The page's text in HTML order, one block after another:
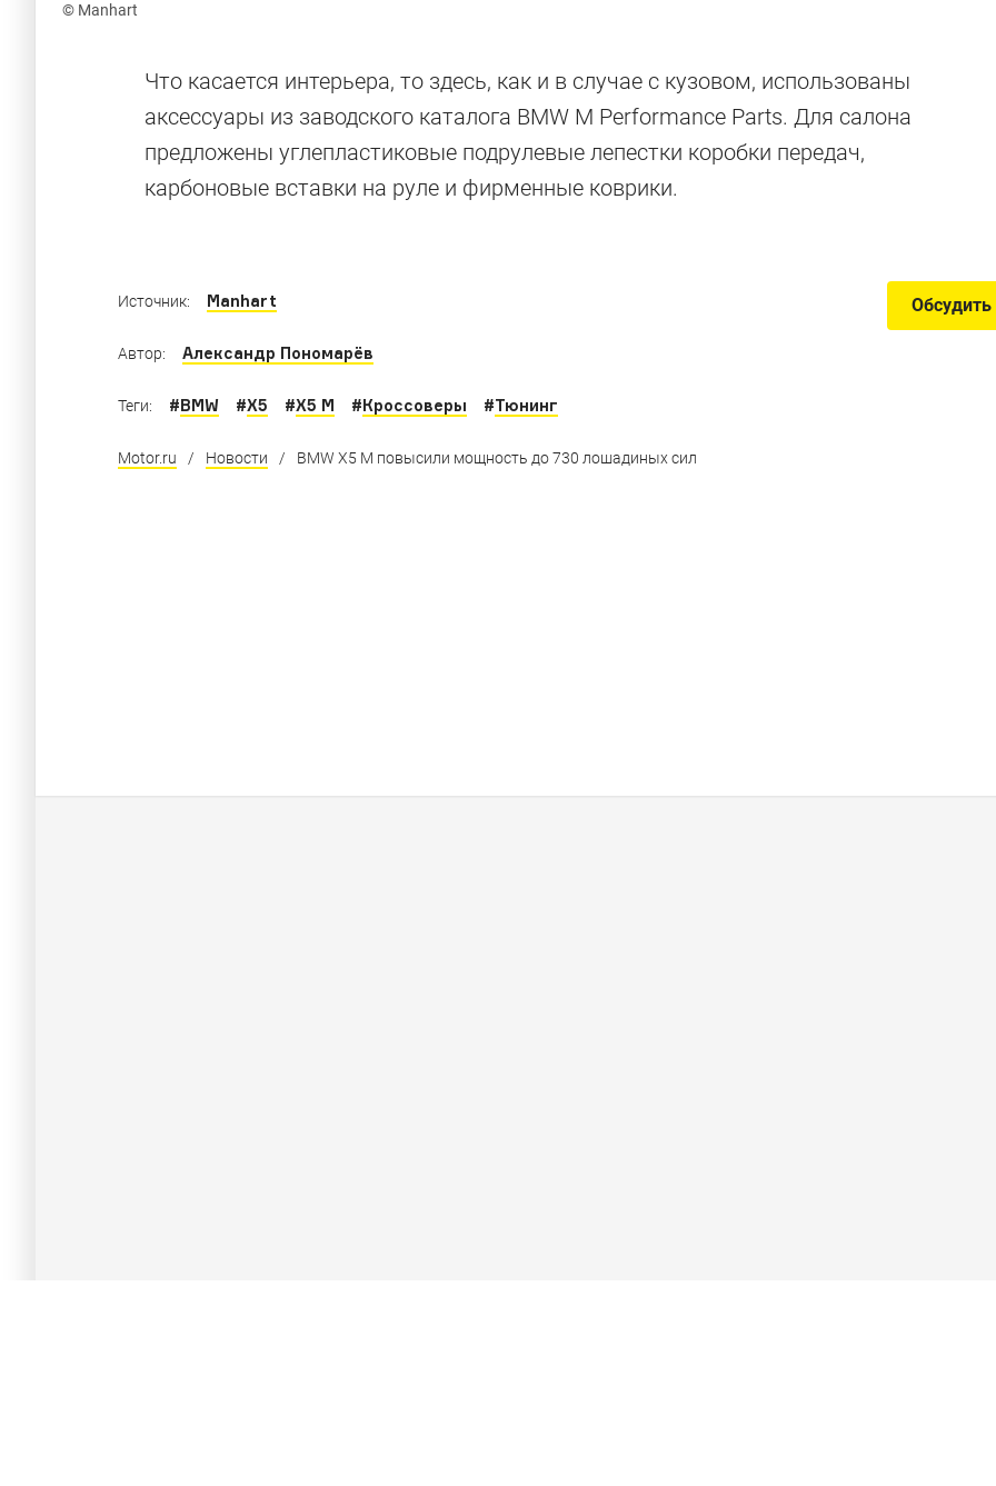
© Manhart
Что касается интерьера, то здесь, как и в случае с кузовом, использованы
аксессуары из заводского каталога BMW M Performance Parts. Для салона
предложены углепластиковые подрулевые лепестки коробки передач,
карбоновые вставки на руле и фирменные коврики.
BMW: ожидание и
Как выглядели прототипы современных моделей баварской марки и как они изменились по пути
конвейер
Обсудить
Источник: Manhart
Автор: Александр Пономарёв
Теги: #BMW #X5 #X5 M #Кроссоверы #Тюнинг
Motor.ru / Новости / BMW X5 M повысили мощность до 730 лошадиных сил